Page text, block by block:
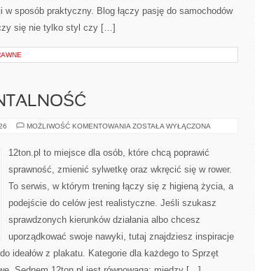
sposób praktyczny. Blog łączy pasję do samochodów
się nie tylko styl czy […]
MOŻLIWOŚĆ KOMENTOWANIA MOTYWACJA
ZOSTAŁA WYŁĄCZONA
12ton.pl to miejsce dla osób, które chcą poprawić
sprawność, zmienić sylwetkę oraz wkręcić się w rower.
To serwis, w którym trening łączy się z higieną życia, a
podejście do celów jest realistyczne. Jeśli szukasz
sprawdzonych kierunków działania albo chcesz
uporządkować swoje nawyki, tutaj znajdziesz inspiracje
ideałów z plakatu. Kategorie dla każdego to Sprzęt